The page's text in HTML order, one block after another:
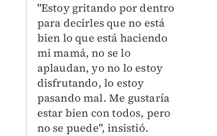
"Estoy gritando por dentro
para decirles que no está
bien lo que está haciendo
mi mamá, no se lo
aplaudan, yo no lo estoy
disfrutando, lo estoy
pasando mal. Me gustaría
estar bien con todos, pero
no se puede", insistió.